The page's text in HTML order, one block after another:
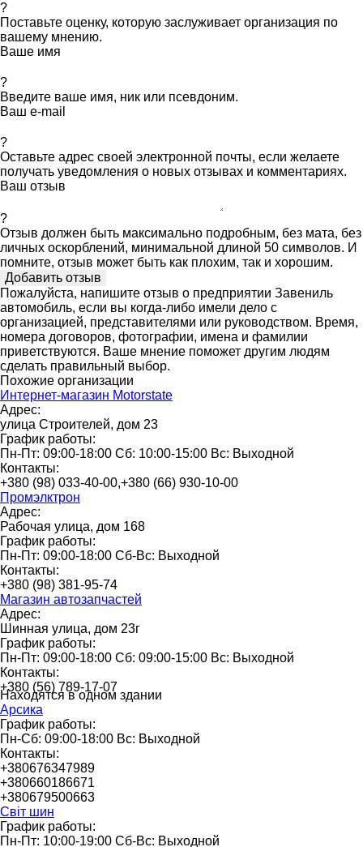
?
Поставьте оценку, которую заслуживает организация по
вашему мнению.
Ваше имя
?
Введите ваше имя, ник или псевдоним.
Ваш e-mail
?
Оставьте адрес своей электронной почты, если желаете
получать уведомления о новых отзывах и комментариях.
Ваш отзыв
?
Отзыв должен быть максимально подробным, без мата, без
личных оскорблений, минимальной длиной 50 символов. И
помните, отзыв может быть как плохим, так и хорошим.
Пожалуйста, напишите отзыв о предприятии Завениль
автомобиль, если вы когда-либо имели дело с
организацией, представителями или руководством. Время,
номера договоров, фотографии, имена и фамилии
приветствуются. Ваше мнение поможет другим людям
сделать правильный выбор.
Похожие организации
Интернет-магазин Мotorstate
Адрес:
улица Строителей, дом 23
График работы:
Пн-Пт: 09:00-18:00 Сб: 10:00-15:00 Вс: Выходной
Контакты:
+380 (98) 033-40-00,+380 (66) 930-10-00
Промэлктрон
Адрес:
Рабочая улица, дом 168
График работы:
Пн-Пт: 09:00-18:00 Сб-Вс: Выходной
Контакты:
+380 (98) 381-95-74
Магазин автозапчастей
Адрес:
Шинная улица, дом 23г
График работы:
Пн-Пт: 09:00-18:00 Сб: 09:00-15:00 Вс: Выходной
Контакты:
+380 (56) 789-17-07
Находятся в одном здании
Арсика
График работы:
Пн-Сб: 09:00-18:00 Вс: Выходной
Контакты:
+380676347989
+380660186671
+380679500663
Світ шин
График работы:
Пн-Пт: 10:00-19:00 Сб-Вс: Выходной